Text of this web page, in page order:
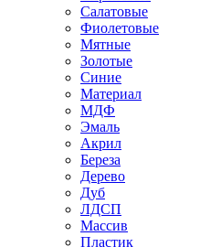
Салатовые
Фиолетовые
Мятные
Золотые
Синие
Материал
МДФ
Эмаль
Акрил
Береза
Дерево
Дуб
ЛДСП
Массив
Пластик